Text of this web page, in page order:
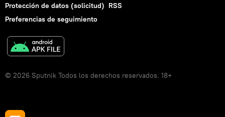
Protección de datos (solicitud) RSS
Preferencias de seguimiento
© 2026 Sputnik Todos los derechos reservados. 18+